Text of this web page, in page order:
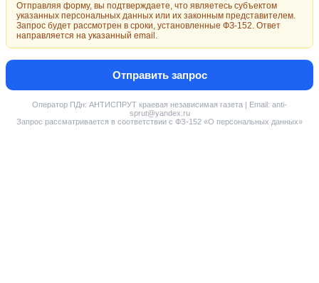
Отправляя форму, вы подтверждаете, что являетесь субъектом
указанных персональных данных или их законным представителем.
Запрос будет рассмотрен в сроки, установленные ФЗ-152. Ответ
направляется на указанный email.
Отправить запрос
Оператор ПДн: АНТИСПРУТ краевая независимая газета | Email: anti-
sprut@yandex.ru
Запрос рассматривается в соответствии с ФЗ-152 «О персональных данных»